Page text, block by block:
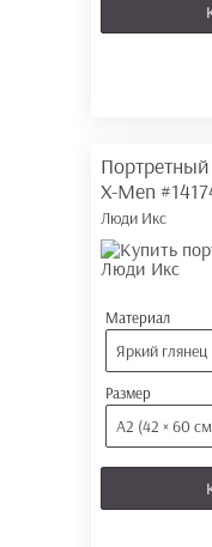
X-Men
Люди Икс
Материал
Яркий глянец
Размер
А2 (42 × 60